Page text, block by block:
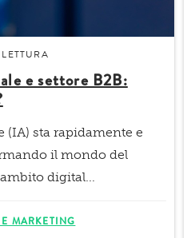
e settore B2B:
(IA) sta rapidamente e
il mondo del
digital...
MARKETING